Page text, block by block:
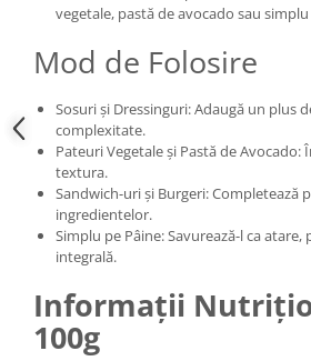
vegetale, pastă de avocado sau
Mod de Folosire
Sosuri și Dressinguri: Adaugă un plus
complexitate.
Pateuri Vegetale și Pastă de
textura.
Sandwich-uri și Burgeri: Completează
ingredientelor.
Simplu pe Pâine: Savurează-l ca atare,
integrală.
Informații
100g